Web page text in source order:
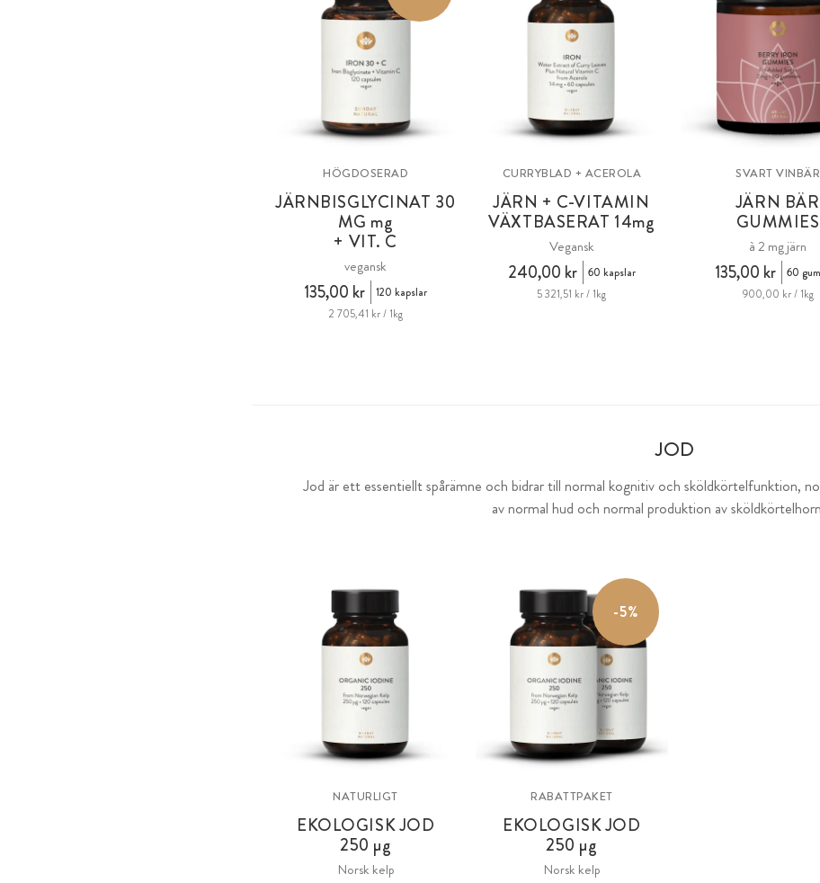
HÖGDOSERAD
JÄRNBISGLYCINAT 30
MG mg
+ VIT. C
vegansk
135,00 kr
120 kapslar
2 705,41 kr / 1kg
CURRYBLAD + ACEROLA
JÄRN + C-VITAMIN
VÄXTBASERAT 14mg
Vegansk
240,00 kr
60 kapslar
5 321,51 kr / 1kg
SVART VINBÄR
JÄRN BÄR
GUMMIES
à 2 mg järn
135,00 kr
60
900,00 kr / 1kg
JOD
Jod är ett essentiellt spårämne och bidrar till normal kognitiv och sköldkörtelfunktion,
av normal hud och normal produktion av
NATURLIGT
EKOLOGISK JOD
250 µg
Norsk kelp
-5%
RABATTPAKET
EKOLOGISK JOD
250 µg
Norsk kelp